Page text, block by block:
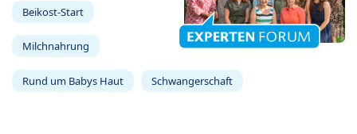
Beikost-Start
Milchnahrung
Rund um Babys Haut Schwangerschaft